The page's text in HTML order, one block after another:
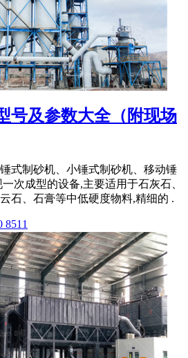
号及参数大全（附现场
式制砂机、小锤式制砂机、移动锤
次成型的设备,主要适用于石灰石、
石、石膏等中低硬度物料,精细的 .
8511